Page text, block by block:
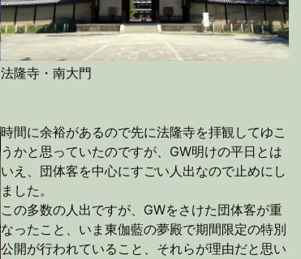
法隆寺・南大門
時間に余裕があるので先に法隆寺を拝観してゆこ
うかと思っていたのですが、GW明けの平日とは
いえ、団体客を中心にすごい人出なので止めにし
ました。
この多数の人出ですが、GWをさけた団体客が重
なったこと、いま東伽藍の夢殿で期間限定の特別
公開が行われていること、それらが理由だと思い